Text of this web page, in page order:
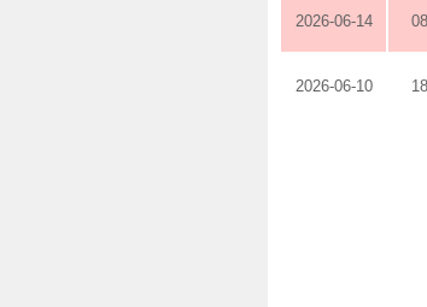
2026-06-14
2026-06-10